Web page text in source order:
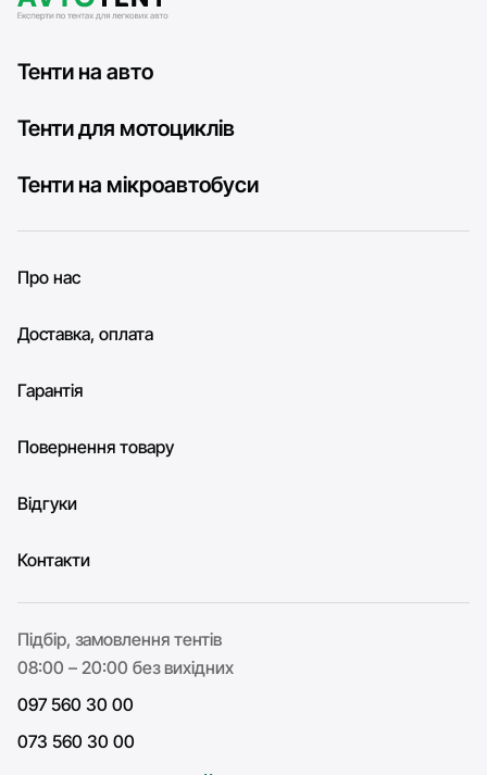
Тенти на авто
Тенти для мотоциклів
Тенти на мікроавтобуси
Про нас
Доставка, оплата
Гарантія
Повернення товару
Відгуки
Контакти
Підбір, замовлення тентів
08:00 – 20:00 без вихідних
097 560 30 00
073 560 30 00